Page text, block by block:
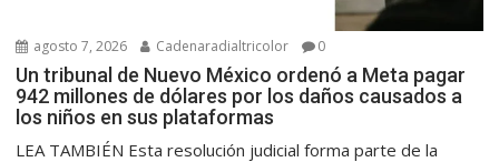
agosto 7, 2026 Cadenaradialtricolor 0
Un tribunal de Nuevo México ordenó a Meta pagar
942 millones de dólares por los daños causados a
los niños en sus plataformas
LEA TAMBIÉN Esta resolución judicial forma parte de la